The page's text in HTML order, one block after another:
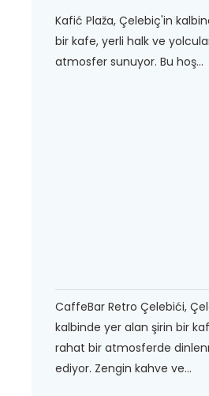
Kafić Plaža, Çelebiç'in
bir kafe, yerli halk ve
atmosfer sunuyor. Bu hoş...
CaffeBar Retro Çelebići,
kalbinde yer alan şirin bir
rahat bir atmosferde
ediyor. Zengin kahve ve...